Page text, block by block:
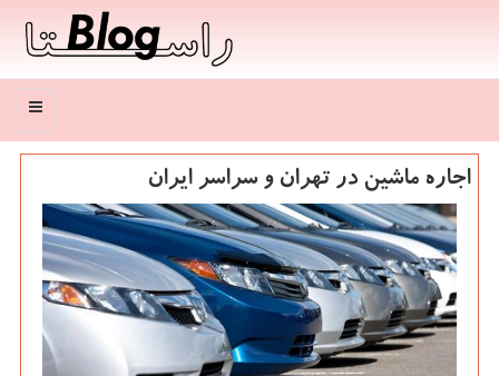
منو
اجاره ماشین در تهران و سراسر ایران